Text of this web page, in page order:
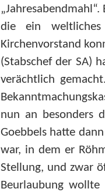
die ein
Kirchenvorstand
(Stabschef der SA)
verächtlich
nun an besonders
Goebbels hatte
war, in dem er
Stellung, und zwar
Beurlaubung